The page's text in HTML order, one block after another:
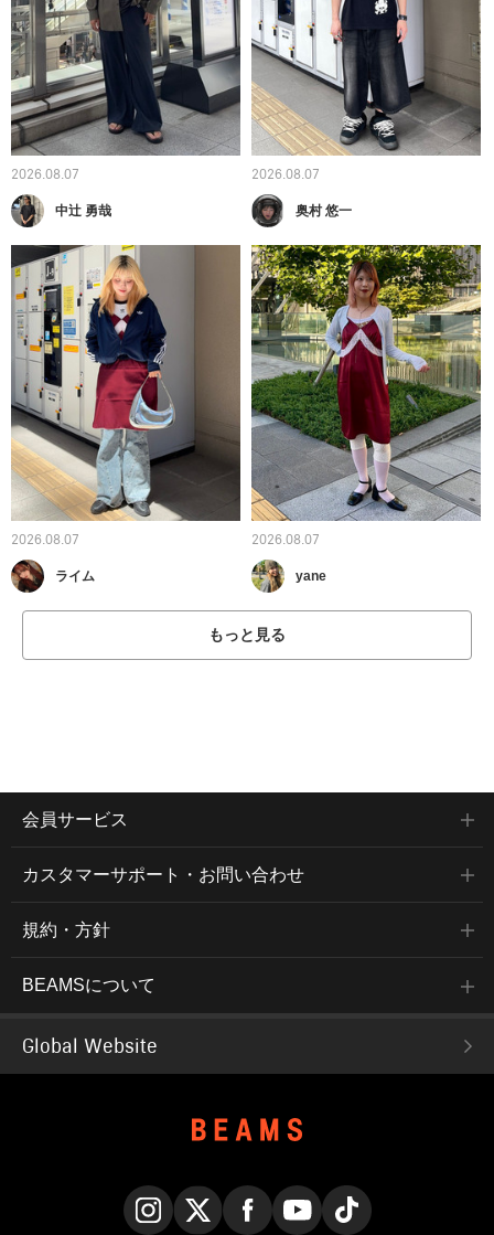
2026.08.07
中辻 勇哉
2026.08.07
奥村 悠一
2026.08.07
ライム
2026.08.07
yane
もっと見る
会員サービス
カスタマーサポート・お問い合わせ
規約・方針
BEAMSについて
Global Website